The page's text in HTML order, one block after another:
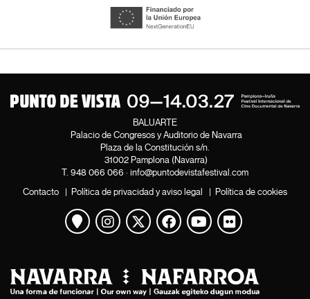
BALUARTE
Palacio de Congresos y Auditorio de Navarra
Plaza de la Constitución s/n.
31002 Pamplona (Navarra)
T. 948 066 066 · info@puntodevistafestival.com
Contacto | Política de privacidad y aviso legal | Política de cookies
Ver mapa
Instagram
Twitter
Facebook
Youtube
Flickr